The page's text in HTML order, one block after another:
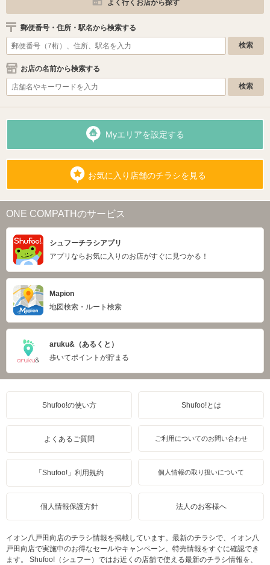
よく行くお店から探す
郵便番号・住所・駅名から検索する
お店の名前から検索する
Myエリアを設定する
お気に入り店舗のチラシを見る
ONE COMPATHのサービス
シュフーチラシアプリ
アプリならお気に入りのお店がすぐに見つかる！
Mapion
地図検索・ルート検索
aruku&（あるくと）
歩いてポイントが貯まる
Shufoo!の使い方 Shufoo!とは
よくあるご質問 ご利用についてのお問い合わせ
「Shufoo!」利用規約 個人情報の取り扱いについて
個人情報保護方針 法人のお客様へ
イオン八戸田向店のチラシ情報を掲載しています。最新のチラシで、イオン八
戸田向店で実施中のお得なセールやキャンペーン、特売情報をすぐに確認でき
ます。 Shufoo!（シュフー）ではお近くの店舗で使える最新のチラシ情報を、